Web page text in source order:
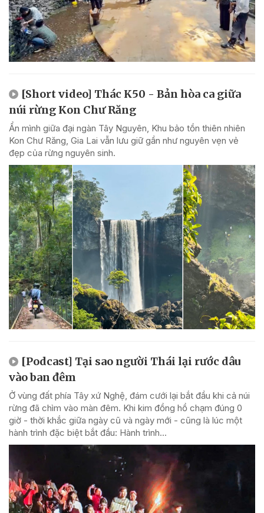
[Short video] Thác K50 - Bản hòa ca giữa
núi rừng Kon Chư Răng
Ẩn mình giữa đại ngàn Tây Nguyên, Khu bảo tồn thiên nhiên
Kon Chư Răng, Gia Lai vẫn lưu giữ gần như nguyên vẹn vẻ
đẹp của rừng nguyên sinh.
[Podcast] Tại sao người Thái lại rước dâu
vào ban đêm
Ở vùng đất phía Tây xứ Nghệ, đám cưới lại bắt đầu khi cả núi
rừng đã chìm vào màn đêm. Khi kim đồng hồ chạm đúng 0
giờ - thời khắc giữa ngày cũ và ngày mới - cũng là lúc một
hành trình đặc biệt bắt đầu: Hành trình...